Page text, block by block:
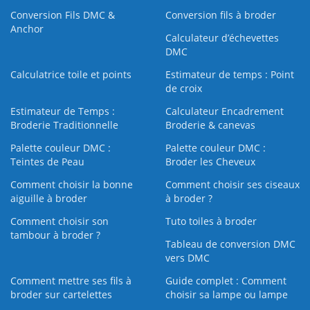
Conversion Fils DMC &
Anchor
Conversion fils à broder
Calculateur d’échevettes
DMC
Calculatrice toile et points
Estimateur de temps : Point
de croix
Estimateur de Temps :
Broderie Traditionnelle
Calculateur Encadrement
Broderie & canevas
Palette couleur DMC :
Teintes de Peau
Palette couleur DMC :
Broder les Cheveux
Comment choisir la bonne
aiguille à broder
Comment choisir ses ciseaux
à broder ?
Comment choisir son
tambour à broder ?
Tuto toiles à broder
Tableau de conversion DMC
vers DMC
Comment mettre ses fils à
broder sur cartelettes
Guide complet : Comment
choisir sa lampe ou lampe